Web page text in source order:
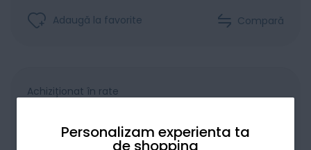
Personalizam experienta ta
de shopping
Adaugă la favorite Compară
Achiziționat în rate